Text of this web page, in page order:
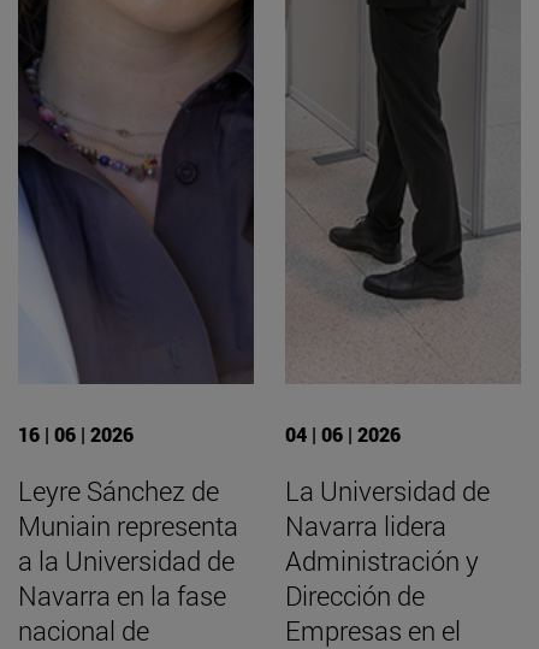
16 | 06 | 2026
Leyre Sánchez de
Muniain representa
a la Universidad de
Navarra en la fase
nacional de
04 | 06 | 2026
La Universidad de
Navarra lidera
Administración y
Dirección de
Empresas en el